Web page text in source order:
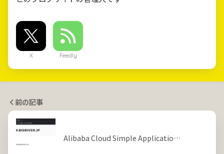
X Feedly
前の記事
Alibaba Cloud Simple Applicatio…